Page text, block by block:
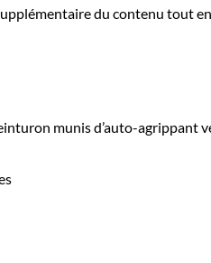
du contenu tout
munis d’auto-agrippant